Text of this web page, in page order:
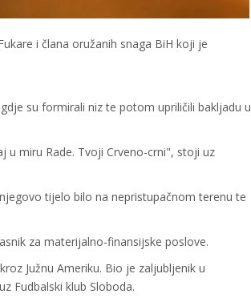
i člana oružanih snaga BiH koji je
su formirali niz te potom upriličili bakljadu u
u miru Rade. Tvoji Crveno-crni", stoji uz
tijelo bilo na nepristupačnom terenu te
za materijalno-finansijske poslove.
Južnu Ameriku. Bio je zaljubljenik u
Fudbalski klub Sloboda.